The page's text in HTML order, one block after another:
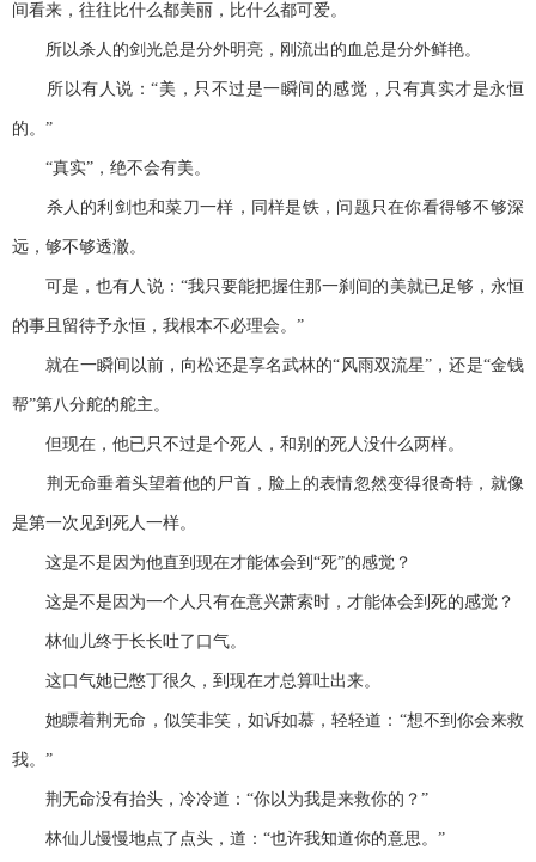
间看来，往往比什么都美丽，比什么都可爱。
所以杀人的剑光总是分外明亮，刚流出的血总是分外鲜艳。
所以有人说：“美，只不过是一瞬间的感觉，只有真实才是永恒
的。”
“真实”，绝不会有美。
杀人的利剑也和菜刀一样，同样是铁，问题只在你看得够不够深
远，够不够透澈。
可是，也有人说：“我只要能把握住那一刹间的美就已足够，永恒
的事且留待予永恒，我根本不必理会。”
就在一瞬间以前，向松还是享名武林的“风雨双流星”，还是“金钱
帮”第八分舵的舵主。
但现在，他已只不过是个死人，和别的死人没什么两样。
荆无命垂着头望着他的尸首，脸上的表情忽然变得很奇特，就像
是第一次见到死人一样。
这是不是因为他直到现在才能体会到“死”的感觉？
这是不是因为一个人只有在意兴萧索时，才能体会到死的感觉？
林仙儿终于长长吐了口气。
这口气她已憋丁很久，到现在才总算吐出来。
她瞟着荆无命，似笑非笑，如诉如慕，轻轻道：“想不到你会来救
我。”
荆无命没有抬头，冷冷道：“你以为我是来救你的？”
林仙儿慢慢地点了点头，道：“也许我知道你的意思。”